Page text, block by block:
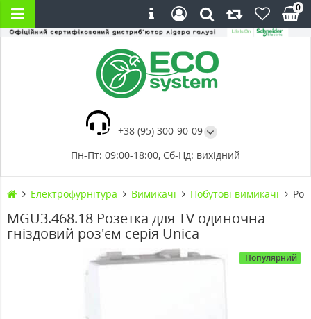
+38 (95) 300-90-09
Пн-Пт: 09:00-18:00, Сб-Нд: вихідний
0
Електрофурнітура Вимикачі Побутові вимикачі
MGU3.468.18 Розетка для TV одиночна
гніздовий роз'єм серія Unica
Популярний